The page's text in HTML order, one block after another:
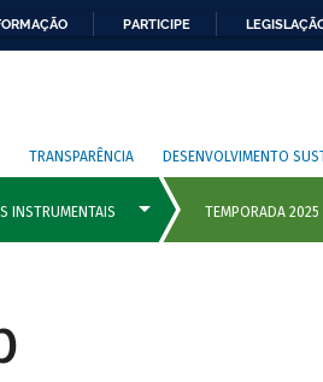
PARTICIPE
TRANSPARÊNCIA DESENVOLVIMENTO